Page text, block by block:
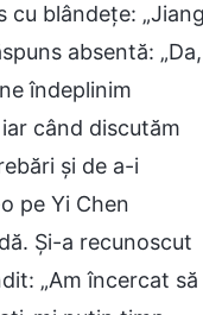
cu blândețe: „Jiang
absentă: „Da,
îndeplinim
când discutăm
și de a-i
pe Yi Chen
Și-a recunoscut
„Am încercat să